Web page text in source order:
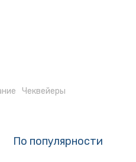
Чеквейеры
По популярности